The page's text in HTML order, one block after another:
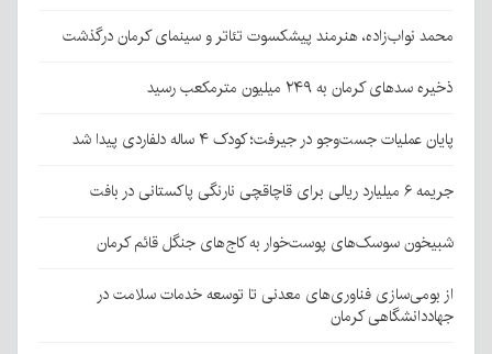
محمد نواب‌زاده، هنرمند پیشکسوت تئاتر و سینمای کرمان درگذشت
ذخیره سدهای کرمان به ۲۴۹ میلیون مترمکعب رسید
پایان عملیات جست‌وجو در جیرفت؛ کودک ۴ ساله دلفاردی پیدا شد
جریمه ۶ میلیارد ریالی برای قاچاقچی نارنگی پاکستانی در بافت
شبیخون سوسک‌های پوست‌خوار به کاج‌های جنگل قائم کرمان
از بومی‌سازی فناوری‌های معدنی تا توسعه خدمات سلامت در
جهاددانشگاهی کرمان